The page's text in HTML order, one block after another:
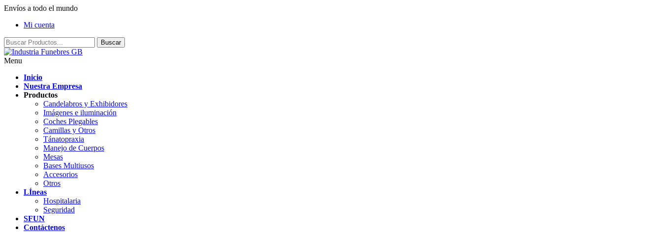
Envíos a todo el mundo
Mi cuenta
Menu
Inicio
Nuestra Empresa
Productos
Candelabros y Exhibidores
Imágenes e iluminación
Coches Plegables
Camillas y Otros
Tánatopraxia
Manejo de Cuerpos
Mesas
Bases Multiusos
Accesorios
Otros
LÍneas
Hospitalaria
Seguridad
SFUN
Contáctenos